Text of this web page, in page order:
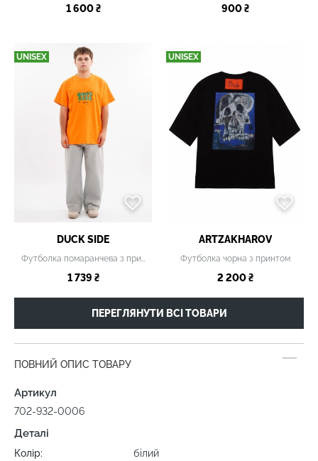
1 600 ₴ 900 ₴
UNISEX
DUCK SIDE
Футболка помаранчева з принтом
1 739 ₴
UNISEX
ARTZAKHAROV
Футболка чорна з принтом
2 200 ₴
ПЕРЕГЛЯНУТИ ВСІ ТОВАРИ
ПОВНИЙ ОПИС ТОВАРУ
Артикул
702-932-0006
Деталі
Колір:
білий